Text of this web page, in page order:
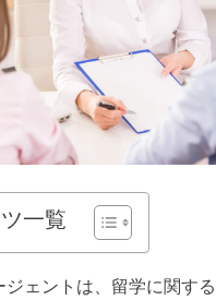
一覧
ジェントは、留学に関す